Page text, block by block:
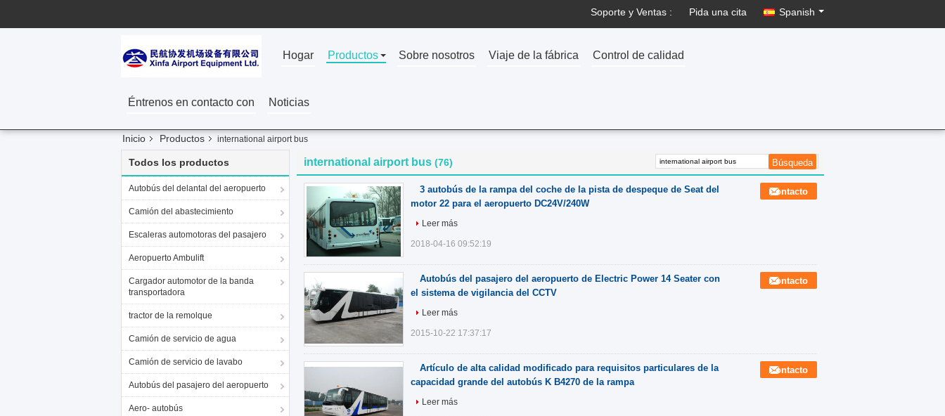
Soporte y Ventas : Pida una cita Spanish
Hogar Productos Sobre nosotros Viaje de la fábrica Control de calidad
Éntrenos en contacto con Noticias
Inicio Productos international airport bus
Todos los productos
Autobús del delantal del aeropuerto
Camión del abastecimiento
Escaleras automotoras del pasajero
Aeropuerto Ambulift
Cargador automotor de la banda
transportadora
tractor de la remolque
Camión de servicio de agua
Camión de servicio de lavabo
Autobús del pasajero del aeropuerto
Aero- autobús
international airport bus (76)
3 autobús de la rampa del coche de la pista de despeque de Seat del
motor 22 para el aeropuerto DC24V/240W
Contacto
Leer más
2018-04-16 09:52:19
Autobús del pasajero del aeropuerto de Electric Power 14 Seater con
el sistema de vigilancia del CCTV
Contacto
Leer más
2015-10-22 17:37:17
Artículo de alta calidad modificado para requisitos particulares de la
capacidad grande del autobús K B4270 de la rampa
Contacto
Leer más